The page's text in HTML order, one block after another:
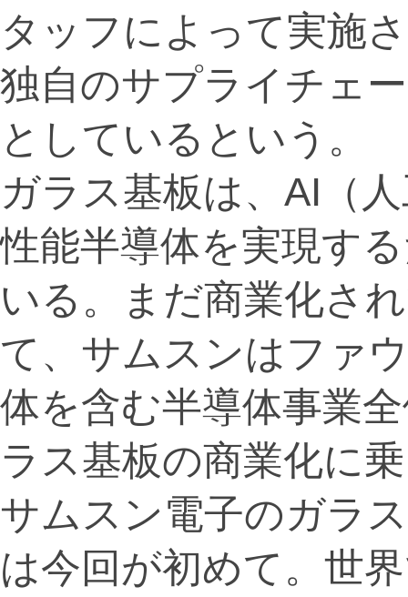
タッフによって実施
独自のサプライチェ
としているという。
ガラス基板は、AI（
性能半導体を実現す
いる。まだ商業化さ
て、サムスンはファ
体を含む半導体事業
ラス基板の商業化に
サムスン電子のガラ
は今回が初めて。世